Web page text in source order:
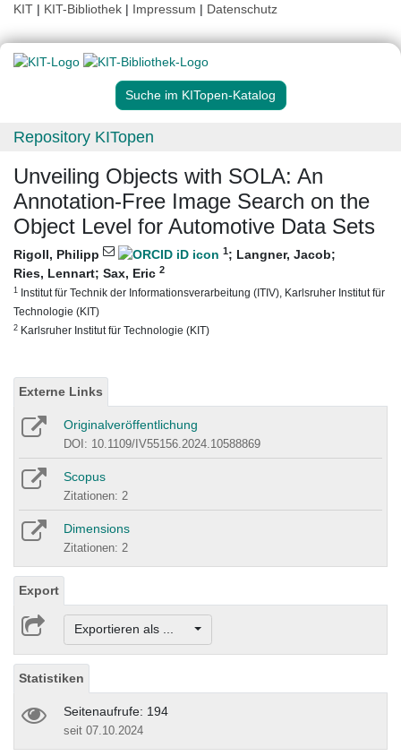
KIT | KIT-Bibliothek | Impressum | Datenschutz
Suche im KITopen-Katalog
Repository KITopen
Unveiling Objects with SOLA: An
Annotation-Free Image Search on the
Object Level for Automotive Data Sets
Rigoll, Philipp 1; Langner, Jacob;
Ries, Lennart; Sax, Eric 2
1 Institut für Technik der Informationsverarbeitung (ITIV), Karlsruher Institut für
Technologie (KIT)
2 Karlsruher Institut für Technologie (KIT)
Externe Links
Originalveröffentlichung
DOI: 10.1109/IV55156.2024.10588869
Scopus
Zitationen: 2
Dimensions
Zitationen: 2
Export
Exportieren als ...
Statistiken
Seitenaufrufe: 194
seit 07.10.2024